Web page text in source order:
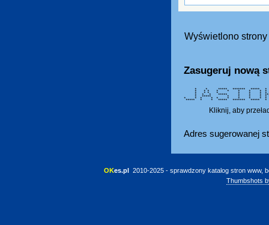
Wyświetlono
Zasugeruj nową
* * ***** ******* *****
* * * * * * * *
* * * * * * * *
* * * ***** * * *
* ***** * * * *
* * * * * * * * *
***** * * ***** *******
Kliknij, aby
Adres sugerowanej
OKes.pl 2010-2025 - sprawdzony katalog stron www,
Thumbshots